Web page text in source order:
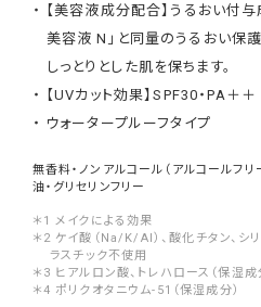
【美容液成分配合】うるおい付
美容液 N」と同量のうるおい保
しっとりとした肌を保ちます。
【UVカット効果】SPF30・PA＋＋
ウォータープルーフタイプ
無香料・ノンアルコール（アルコールフ
油・グリセリンフリー
＊1 メイクによる効果
＊2 ケイ酸（Na/K/Al）、酸化チタン、シ
ラスチック不使用
＊3 ヒアルロン酸、トレハロース（保湿成
＊4 ポリクオタニウム-51（保湿成分）